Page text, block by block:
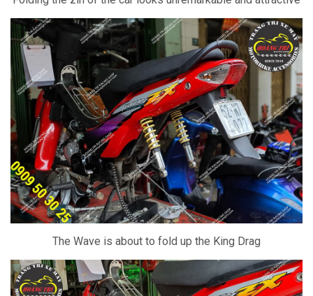
The Wave is about to fold up the King Drag